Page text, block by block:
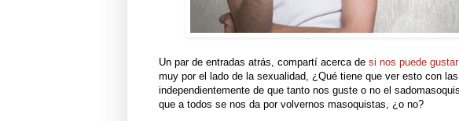
Un par de entradas atrás, compartí acerca de si nos puede
muy por el lado de la sexualidad, ¿Qué tiene que ver esto con
independientemente de que tanto nos guste o no el
que a todos se nos da por volvernos masoquistas, ¿o no?